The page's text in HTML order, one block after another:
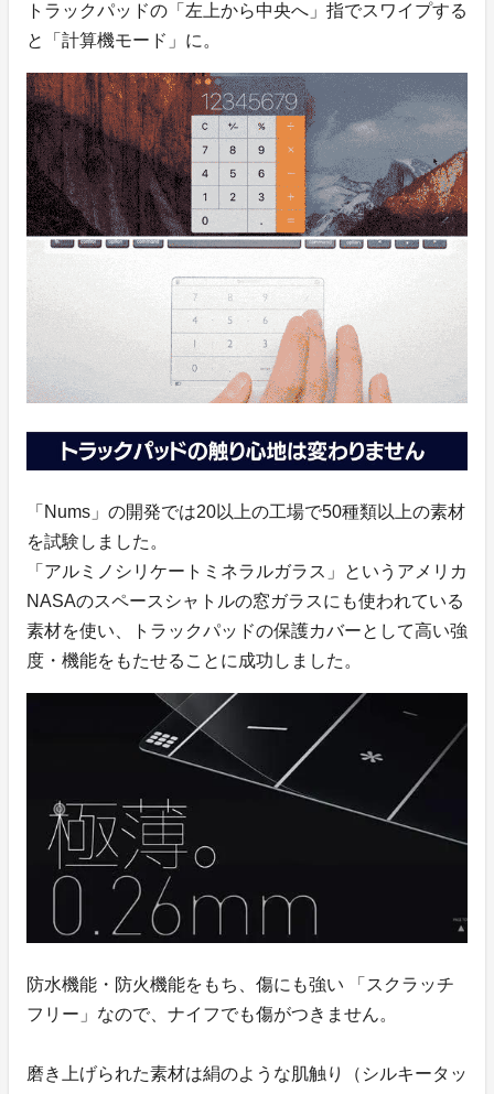
トラックパッドの「左上から中央へ」指でスワイプする
と「計算機モード」に。
「Nums」の開発では20以上の工場で50種類以上の素材
を試験しました。
「アルミノシリケートミネラルガラス」というアメリカ
NASAのスペースシャトルの窓ガラスにも使われている
素材を使い、トラックパッドの保護カバーとして高い強
度・機能をもたせることに成功しました。
防水機能・防火機能をもち、傷にも強い 「スクラッチ
フリー」なので、ナイフでも傷がつきません。
磨き上げられた素材は絹のような肌触り（シルキータッ